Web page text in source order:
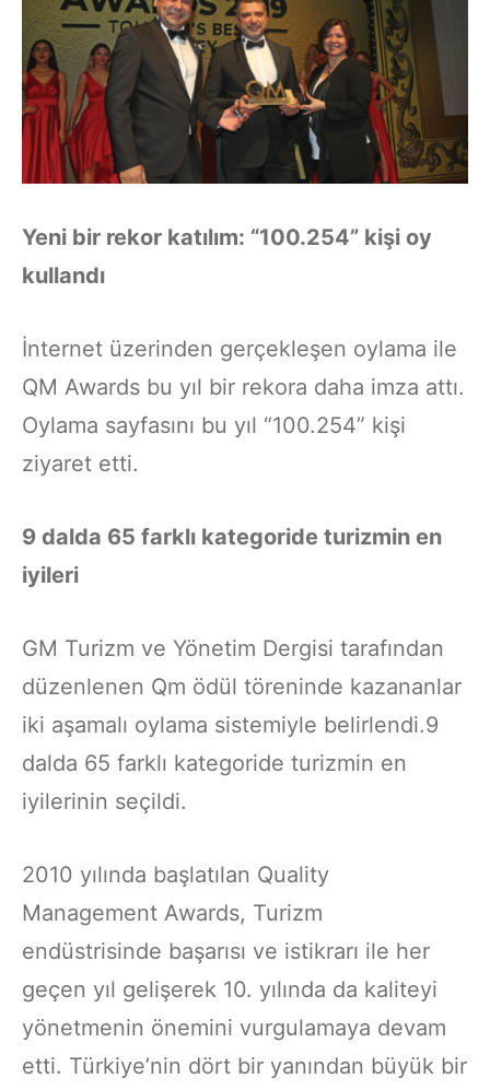
Yeni bir rekor katılım: “100.254” kişi oy
kullandı
İnternet üzerinden gerçekleşen oylama ile
QM Awards bu yıl bir rekora daha imza attı.
Oylama sayfasını bu yıl “100.254” kişi
ziyaret etti.
9 dalda 65 farklı kategoride turizmin en
iyileri
GM Turizm ve Yönetim Dergisi tarafından
düzenlenen Qm ödül töreninde kazananlar
iki aşamalı oylama sistemiyle belirlendi.9
dalda 65 farklı kategoride turizmin en
iyilerinin seçildi.
2010 yılında başlatılan Quality
Management Awards, Turizm
endüstrisinde başarısı ve istikrarı ile her
geçen yıl gelişerek 10. yılında da kaliteyi
yönetmenin önemini vurgulamaya devam
etti. Türkiye’nin dört bir yanından büyük bir